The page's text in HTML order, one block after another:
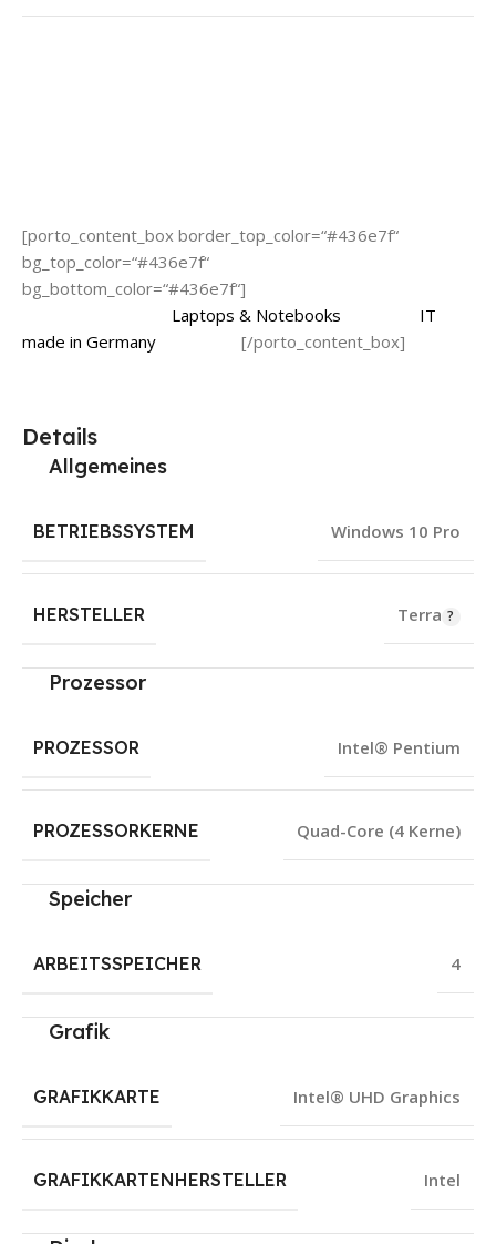
[porto_content_box border_top_color=“#436e7f“
bg_top_color=“#436e7f“
bg_bottom_color=“#436e7f“]
Laptops & Notebooks
IT
made in Germany
[/porto_content_box]
Details
Allgemeines
BETRIEBSSYSTEM Windows 10 Pro
HERSTELLER Terra
Prozessor
PROZESSOR Intel® Pentium
PROZESSORKERNE Quad-Core (4 Kerne)
Speicher
ARBEITSSPEICHER 4
Grafik
GRAFIKKARTE Intel® UHD Graphics
GRAFIKKARTENHERSTELLER Intel